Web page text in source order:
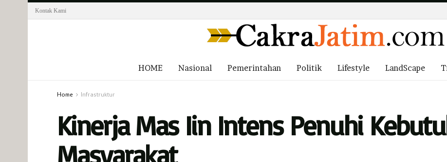
Kontak Kami
HOME Nasional Pemerintahan Politik Lifestyle LandScape
Home Infrastruktur
Kinerja Mas Iin Intens Penuhi
Masyarakat